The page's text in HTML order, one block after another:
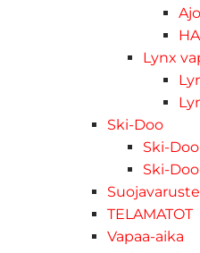
Lynx
Ski-Doo
Ski-
Ski-
TELAMATOT
Vapaa-aika